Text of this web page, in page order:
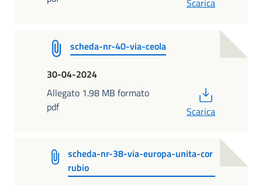
Scarica
scheda-nr-40-via-ceola
30-04-2024
Allegato 1.98 MB formato
pdf
Scarica
scheda-nr-38-via-europa-unita-cor
rubio